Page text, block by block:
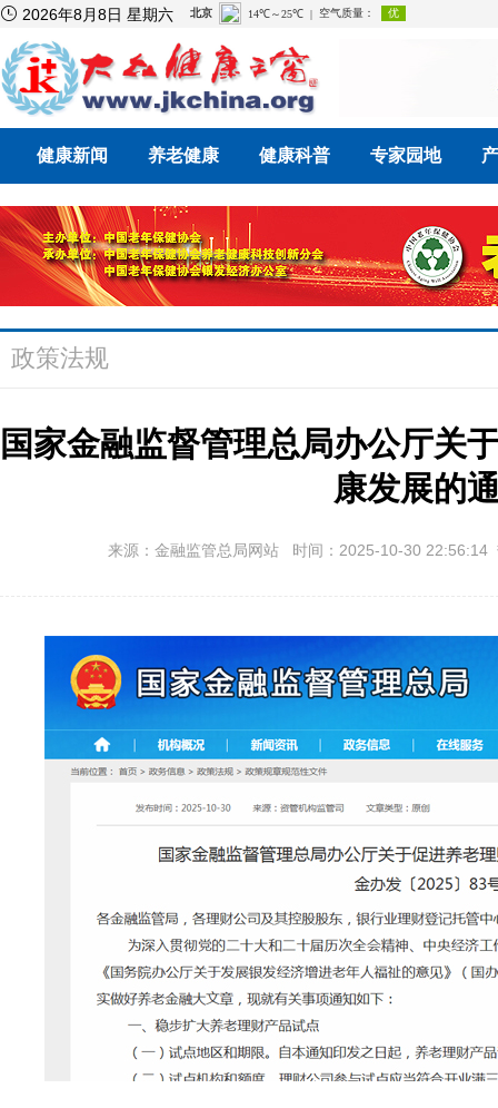
 2026年8月8日 星期六
健康新闻 养老健康 健康科普 专家园地
政策法规
国家金融监督管理总局办公厅关
康发展的
来源：金融监管总局网站 时间：2025-10-30